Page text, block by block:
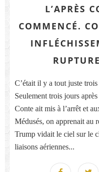
L’APRÈS
COMMENCÉ.
C’était il y a tout juste
Seulement trois jours
Conte ait mis à l’arrêt et
Médusés, on apprenait au
Trump vidait le ciel sur le
liaisons aériennes...